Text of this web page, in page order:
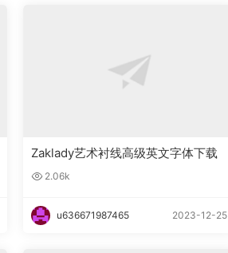
Zaklady艺术衬线高级英文字体下载
2.06k
u636671987465 2023-12-25